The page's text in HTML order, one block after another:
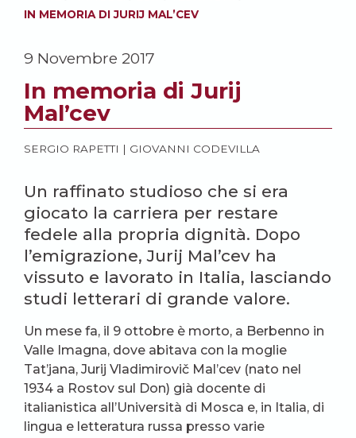
IN MEMORIA DI JURIJ MAL’CEV
9 Novembre 2017
In memoria di Jurij
Mal’cev
SERGIO RAPETTI | GIOVANNI CODEVILLA
Un raffinato studioso che si era
giocato la carriera per restare
fedele alla propria dignità. Dopo
l’emigrazione, Jurij Mal’cev ha
vissuto e lavorato in Italia, lasciando
studi letterari di grande valore.
Un mese fa, il 9 ottobre è morto, a Berbenno in
Valle Imagna, dove abitava con la moglie
Tat’jana, Jurij Vladimirovič Mal’cev (nato nel
1934 a Rostov sul Don) già docente di
italianistica all’Università di Mosca e, in Italia, di
lingua e letteratura russa presso varie